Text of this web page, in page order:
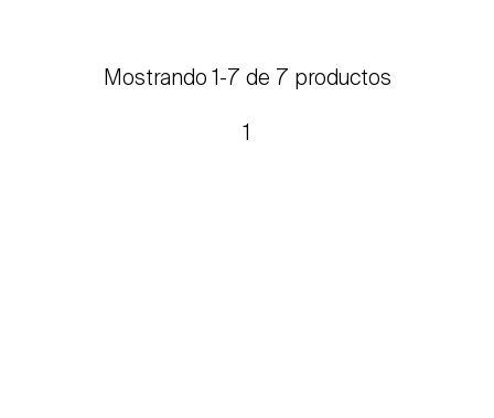
Mostrando 1-7 de 7 productos
1